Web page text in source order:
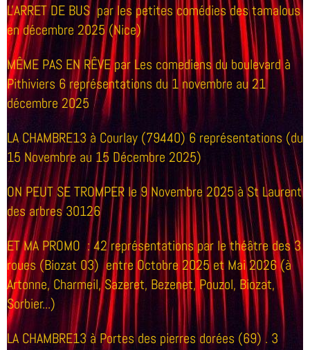
L'ARRET DE BUS par les petites comédies des tamalous
en décembre 2025 (Nice)
MÊME PAS EN RÊVE par Les comediens du boulevard à
Pithiviers 6 représentations du 1 novembre au 21
décembre 2025
LA CHAMBRE13 à Courlay (79440) 6 représentations (du
15 Novembre au 15 Décembre 2025)
ON PEUT SE TROMPER le 9 Novembre 2025 à St Laurent
des arbres 30126
ET MA PROMO : 42 représentations par le théâtre des 3
roues (Biozat 03) entre Octobre 2025 et Mai 2026 (à
Artonne, Charmeil, Sazeret, Bezenet, Pouzol, Biozat,
Sorbier...)
LA CHAMBRE13à Portes des pierres dorées (69) . 3